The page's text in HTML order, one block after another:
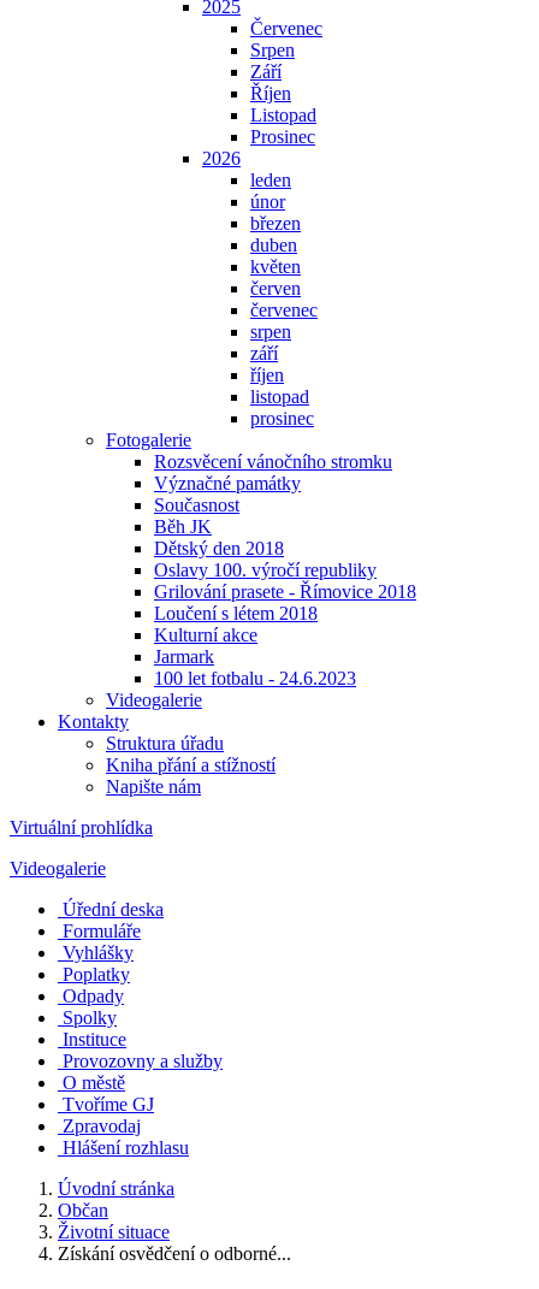
2025
Červenec
Srpen
Září
Říjen
Listopad
Prosinec
2026
leden
únor
březen
duben
květen
červen
červenec
srpen
září
říjen
listopad
prosinec
Fotogalerie
Rozsvěcení vánočního stromku
Význačné památky
Současnost
Běh JK
Dětský den 2018
Oslavy 100. výročí republiky
Grilování prasete - Římovice 2018
Loučení s létem 2018
Kulturní akce
Jarmark
100 let fotbalu - 24.6.2023
Videogalerie
Kontakty
Struktura úřadu
Kniha přání a stížností
Napište nám
Virtuální prohlídka
Videogalerie
Úřední deska
Formuláře
Vyhlášky
Poplatky
Odpady
Spolky
Instituce
Provozovny a služby
O městě
Tvoříme GJ
Zpravodaj
Hlášení rozhlasu
Úvodní stránka
Občan
Životní situace
Získání osvědčení o odborné...